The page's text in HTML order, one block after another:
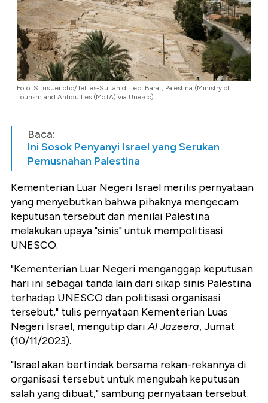
Foto: Situs Jericho/Tell es-Sultan di Tepi Barat, Palestina (Ministry of
Tourism and Antiquities (MoTA) via Unesco)
Baca:
Ini Sosok Penyanyi Israel yang Serukan
Pemusnahan Palestina
Kementerian Luar Negeri Israel merilis pernyataan
yang menyebutkan bahwa pihaknya mengecam
keputusan tersebut dan menilai Palestina
melakukan upaya "sinis" untuk mempolitisasi
UNESCO.
"Kementerian Luar Negeri menganggap keputusan
hari ini sebagai tanda lain dari sikap sinis Palestina
terhadap UNESCO dan politisasi organisasi
tersebut," tulis pernyataan Kementerian Luas
Negeri Israel, mengutip dariAl Jazeera, Jumat
(10/11/2023).
"Israel akan bertindak bersama rekan-rekannya di
organisasi tersebut untuk mengubah keputusan
salah yang dibuat," sambung pernyataan tersebut.